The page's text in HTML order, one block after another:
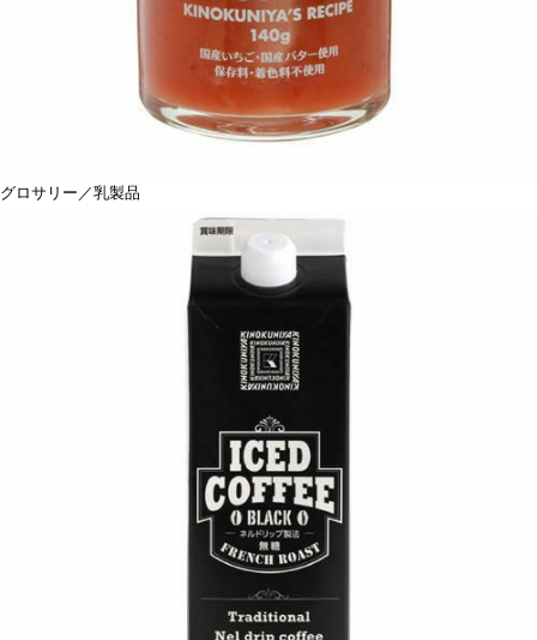
グロサリー／乳製品